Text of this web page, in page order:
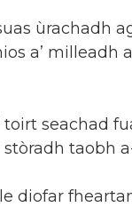
ùrachadh
a’ milleadh
seachad
taobh
diofar